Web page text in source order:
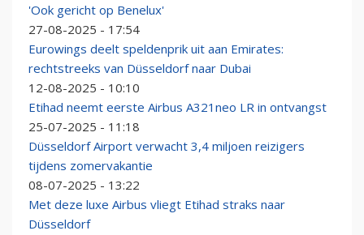
'Ook gericht op Benelux'
27-08-2025 - 17:54
Eurowings deelt speldenprik uit aan Emirates:
rechtstreeks van Düsseldorf naar Dubai
12-08-2025 - 10:10
Etihad neemt eerste Airbus A321neo LR in ontvangst
25-07-2025 - 11:18
Düsseldorf Airport verwacht 3,4 miljoen reizigers
tijdens zomervakantie
08-07-2025 - 13:22
Met deze luxe Airbus vliegt Etihad straks naar
Düsseldorf